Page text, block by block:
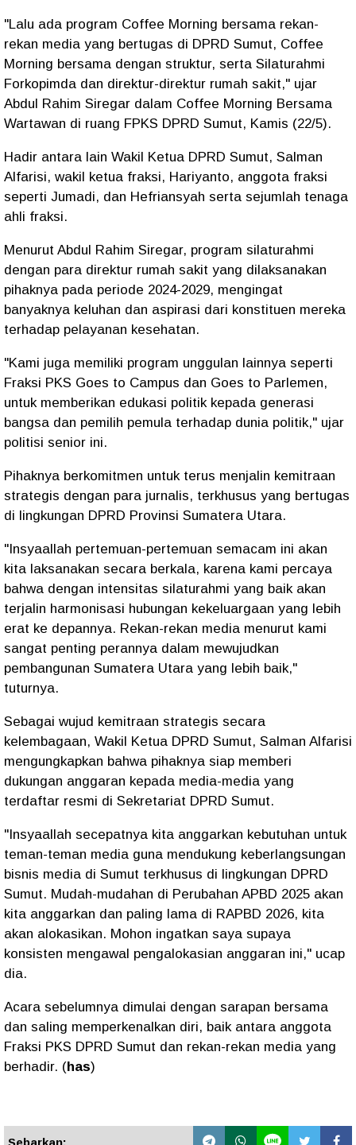
"Lalu ada program Coffee Morning bersama rekan-
rekan media yang bertugas di DPRD Sumut, Coffee
Morning bersama dengan struktur, serta Silaturahmi
Forkopimda dan direktur-direktur rumah sakit," ujar
Abdul Rahim Siregar dalam Coffee Morning Bersama
Wartawan di ruang FPKS DPRD Sumut, Kamis (22/5).
Hadir antara lain Wakil Ketua DPRD Sumut, Salman
Alfarisi, wakil ketua fraksi, Hariyanto, anggota fraksi
seperti Jumadi, dan Hefriansyah serta sejumlah tenaga
ahli fraksi.
Menurut Abdul Rahim Siregar, program silaturahmi
dengan para direktur rumah sakit yang dilaksanakan
pihaknya pada periode 2024-2029, mengingat
banyaknya keluhan dan aspirasi dari konstituen mereka
terhadap pelayanan kesehatan.
"Kami juga memiliki program unggulan lainnya seperti
Fraksi PKS Goes to Campus dan Goes to Parlemen,
untuk memberikan edukasi politik kepada generasi
bangsa dan pemilih pemula terhadap dunia politik," ujar
politisi senior ini.
Pihaknya berkomitmen untuk terus menjalin kemitraan
strategis dengan para jurnalis, terkhusus yang bertugas
di lingkungan DPRD Provinsi Sumatera Utara.
"Insyaallah pertemuan-pertemuan semacam ini akan
kita laksanakan secara berkala, karena kami percaya
bahwa dengan intensitas silaturahmi yang baik akan
terjalin harmonisasi hubungan kekeluargaan yang lebih
erat ke depannya. Rekan-rekan media menurut kami
sangat penting perannya dalam mewujudkan
pembangunan Sumatera Utara yang lebih baik,"
tuturnya.
Sebagai wujud kemitraan strategis secara
kelembagaan, Wakil Ketua DPRD Sumut, Salman Alfarisi
mengungkapkan bahwa pihaknya siap memberi
dukungan anggaran kepada media-media yang
terdaftar resmi di Sekretariat DPRD Sumut.
"Insyaallah secepatnya kita anggarkan kebutuhan untuk
teman-teman media guna mendukung keberlangsungan
bisnis media di Sumut terkhusus di lingkungan DPRD
Sumut. Mudah-mudahan di Perubahan APBD 2025 akan
kita anggarkan dan paling lama di RAPBD 2026, kita
akan alokasikan. Mohon ingatkan saya supaya
konsisten mengawal pengalokasian anggaran ini," ucap
dia.
Acara sebelumnya dimulai dengan sarapan bersama
dan saling memperkenalkan diri, baik antara anggota
Fraksi PKS DPRD Sumut dan rekan-rekan media yang
berhadir. (has)
Sebarkan: